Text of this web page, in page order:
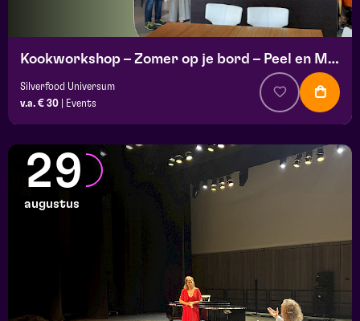
Kookworkshop – Zomer op je bord – Peel en Maas
Silverfood Universum
v.a. € 30
Events
29
augustus